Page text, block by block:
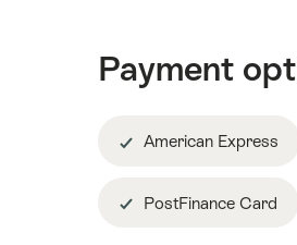
Payment
American Express
PostFinance Card